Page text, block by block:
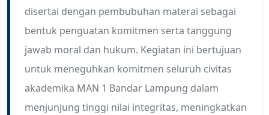
disertai dengan pembubuhan materai sebagai
bentuk penguatan komitmen serta tanggung
jawab moral dan hukum. Kegiatan ini bertujuan
untuk meneguhkan komitmen seluruh civitas
akademika MAN 1 Bandar Lampung dalam
menjunjung tinggi nilai integritas, meningkatkan